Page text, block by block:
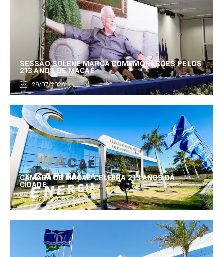
SESSÃO SOLENE MARCA COMEMORAÇÕES PELOS
213 ANOS DE MACAÉ
29/07/2026
CÂMARA DE MACAÉ CELEBRA 213 ANOS DA
CIDADE
27/07/2026